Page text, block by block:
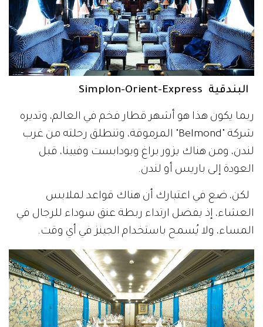
البندقية Simplon-Orient-Express
ربما يكون هذا هو أشهر قطار فخم في العالم، وتديره
شركة "Belmond" المرموقة، وتنطلق رحلته من غرب
لندن، ومن هناك يزور براغ وبودابست وفيينا، قبل
العودة إلى باريس أو لندن.
لكن، ضع في اعتبارك أن هناك قواعد لملابس
العشاء، إذ يفضل ارتداء ربطة عنق سوداء للرجال في
المساء، ولا يُسمح باستخدام الجينز في أي وقت.